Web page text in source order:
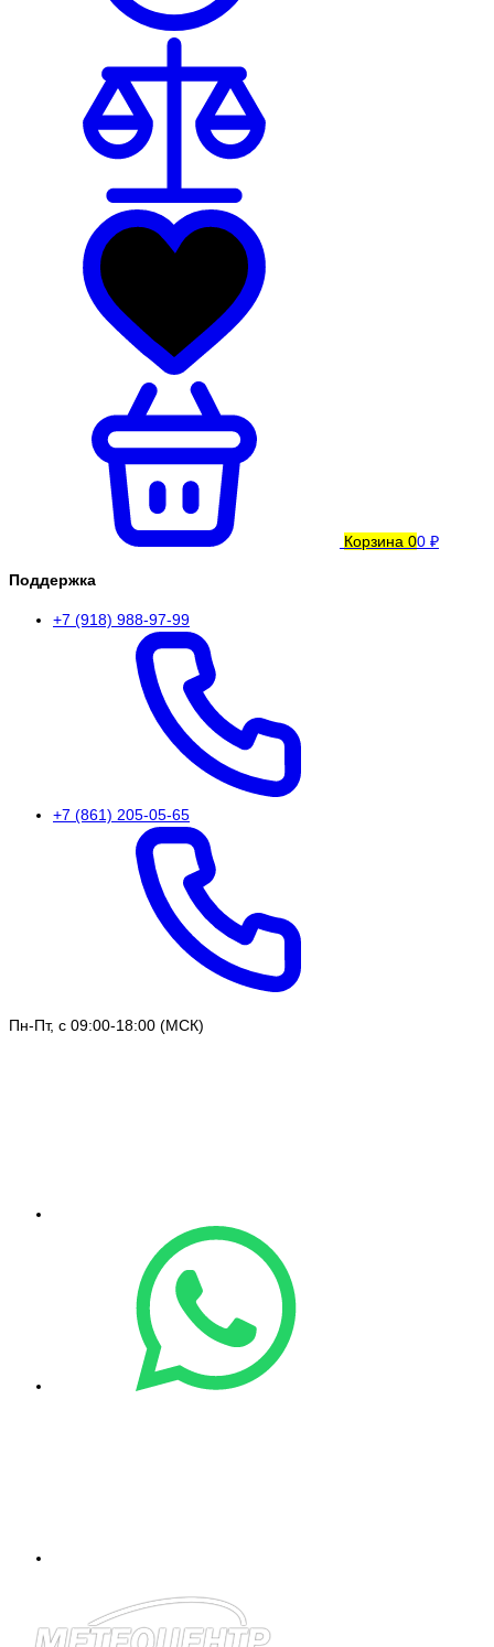
Корзина 00 ₽
Поддержка
+7 (918) 988-97-99
+7 (861) 205-05-65
Пн-Пт, с 09:00-18:00 (МСК)